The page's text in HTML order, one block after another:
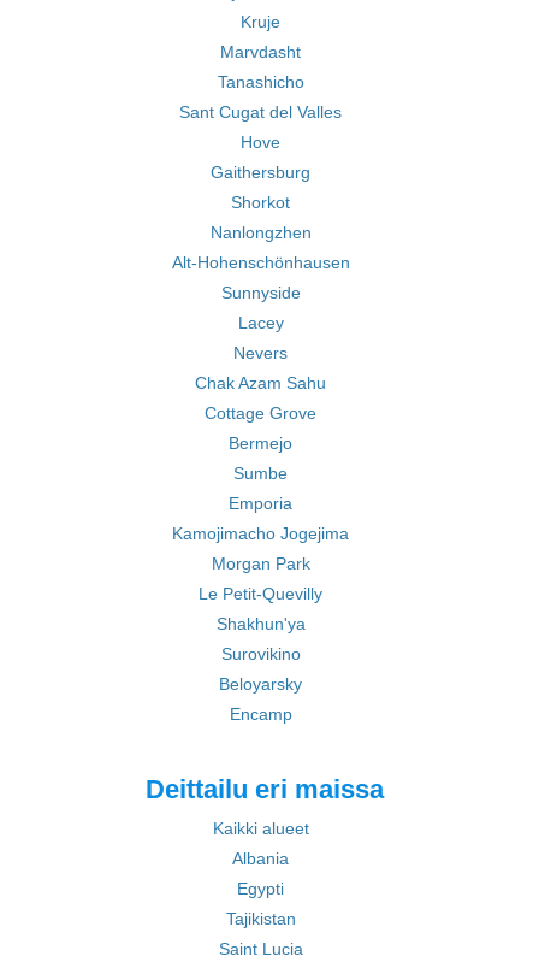
Kruje
Marvdasht
Tanashicho
Sant Cugat del Valles
Hove
Gaithersburg
Shorkot
Nanlongzhen
Alt-Hohenschönhausen
Sunnyside
Lacey
Nevers
Chak Azam Sahu
Cottage Grove
Bermejo
Sumbe
Emporia
Kamojimacho Jogejima
Morgan Park
Le Petit-Quevilly
Shakhun'ya
Surovikino
Beloyarsky
Encamp
Deittailu eri maissa
Kaikki alueet
Albania
Egypti
Tajikistan
Saint Lucia